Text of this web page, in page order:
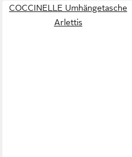
COCCINELLE Umhängetasche
Arlettis